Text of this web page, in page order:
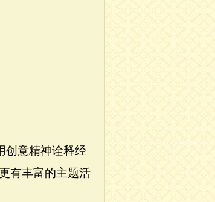
创意精神诠释经
有丰富的主题活